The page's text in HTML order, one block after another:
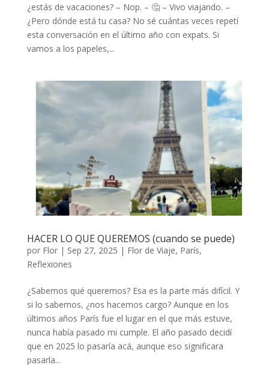
¿estás de vacaciones? – Nop. – 🤔 – Vivo viajando. –
¿Pero dónde está tu casa? No sé cuántas veces repetí
esta conversación en el último año con expats. Si
vamos a los papeles,...
HACER LO QUE QUEREMOS (cuando se puede)
por Flor| Sep 27, 2025 | Flor de Viaje, París,
Reflexiones
¿Sabemos qué queremos? Esa es la parte más difícil. Y
si lo sabemos, ¿nos hacemos cargo? Aunque en los
últimos años París fue el lugar en el que más estuve,
nunca había pasado mi cumple. El año pasado decidí
que en 2025 lo pasaría acá, aunque eso significara
pasarla...